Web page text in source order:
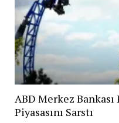
ABD Merkez Bankası
Piyasasını Sarstı